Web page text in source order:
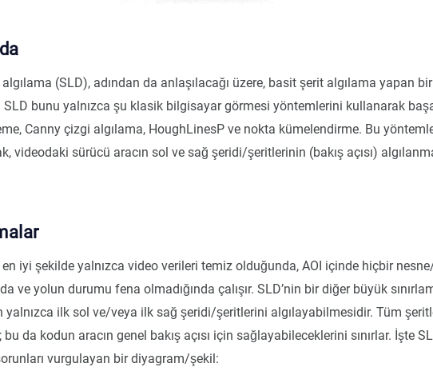
(SLD), adından da anlaşılacağı üzere, basit şerit algılama yapan bir
SLD bunu yalnızca şu klasik bilgisayar görmesi yöntemlerini kullanarak
Canny çizgi algılama, HoughLinesP ve nokta kümelendirme. Bu
videodaki sürücü aracın sol ve sağ şeridi/şeritlerinin (bakış açısı)
en iyi şekilde yalnızca video verileri temiz olduğunda, AOI içinde hiçbir
ve yolun durumu fena olmadığında çalışır. SLD’nin bir diğer büyük
yalnızca ilk sol ve/veya ilk sağ şeridi/şeritlerini algılayabilmesidir. Tüm
bu da kodun aracın genel bakış açısı için sağlayabileceklerini sınırlar. İşte
vurgulayan bir diyagram/şekil: